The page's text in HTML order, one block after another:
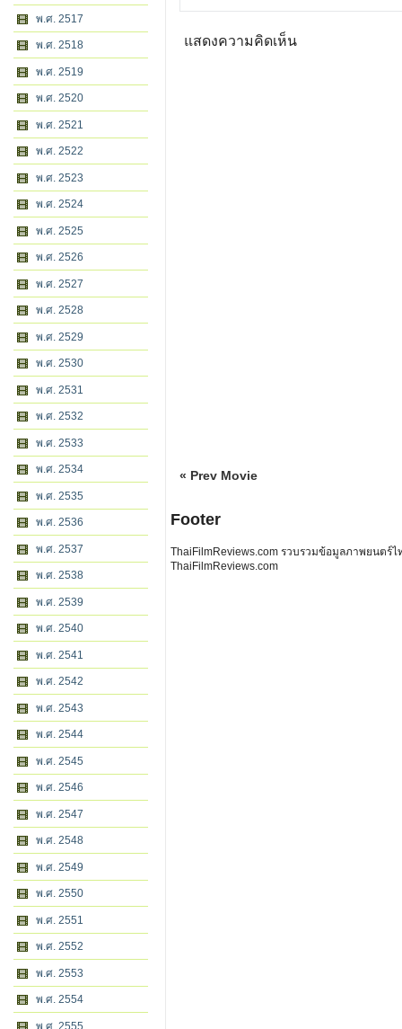
พ.ศ. 2517
พ.ศ. 2518
พ.ศ. 2519
พ.ศ. 2520
พ.ศ. 2521
พ.ศ. 2522
พ.ศ. 2523
พ.ศ. 2524
พ.ศ. 2525
พ.ศ. 2526
พ.ศ. 2527
พ.ศ. 2528
พ.ศ. 2529
พ.ศ. 2530
พ.ศ. 2531
พ.ศ. 2532
พ.ศ. 2533
พ.ศ. 2534
พ.ศ. 2535
พ.ศ. 2536
พ.ศ. 2537
พ.ศ. 2538
พ.ศ. 2539
พ.ศ. 2540
พ.ศ. 2541
พ.ศ. 2542
พ.ศ. 2543
พ.ศ. 2544
พ.ศ. 2545
พ.ศ. 2546
พ.ศ. 2547
พ.ศ. 2548
พ.ศ. 2549
พ.ศ. 2550
พ.ศ. 2551
พ.ศ. 2552
พ.ศ. 2553
พ.ศ. 2554
พ.ศ. 2555
แสดงความคิดเห็น
« Prev Movie
Footer
ThaiFilmReviews.com รวบรวมข้อมูลภาพยนตร์
ThaiFilmReviews.com